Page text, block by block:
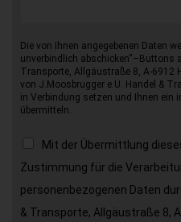
Die von Ihnen angegebenen Daten
unverbindlich abschicken“–Buttons
Transporte, Allgäustraße 8, A-6912
von J.Moosbrugger e.U. Handel &
in Verbindung setzen und Ihnen ein
übermitteln.
Mit der Übermittlung
Zustimmung für die
personenbezogenen Daten
& Transporte, Allgäustraße 8,